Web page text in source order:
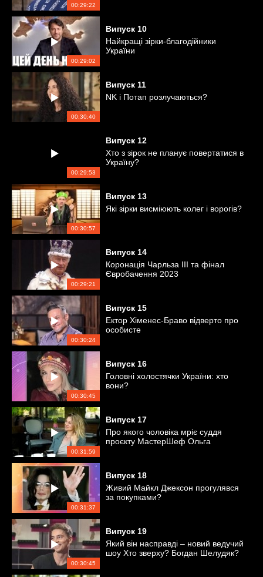
00:29:22
00:29:02
Випуск 10
Найкращі зірки-благодійники
України
00:30:40
Випуск 11
NK і Потап розлучаються?
00:29:53
Випуск 12
Хто з зірок не планує повертатися в
Україну?
00:30:57
Випуск 13
Які зірки висміюють колег і ворогів?
00:29:21
Випуск 14
Коронація Чарльза ІІІ та фінал
Євробачення 2023
00:30:24
Випуск 15
Ектор Хіменес-Браво відверто про
особисте
00:30:45
Випуск 16
Головні холостячки України: хто
вони?
00:31:59
Випуск 17
Про якого чоловіка мріє суддя
проєкту МастерШеф Ольга
00:31:37
Випуск 18
Живий Майкл Джексон прогулявся
за покупками?
00:30:45
Випуск 19
Який він насправді – новий ведучий
шоу Хто зверху? Богдан Шелудяк?